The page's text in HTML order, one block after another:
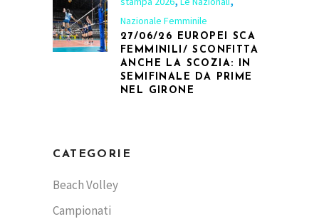
Nazionale Femminile
27/06/26 EUROPEI SCA
FEMMINILI/ SCONFITTA
ANCHE LA SCOZIA: IN
SEMIFINALE DA PRIME
NEL GIRONE
CATEGORIE
Beach Volley
Campionati